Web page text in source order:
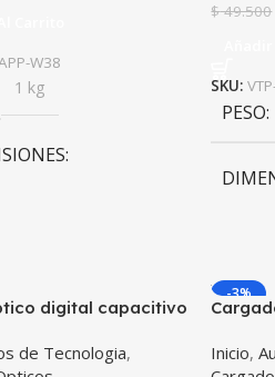
W38
1 kg
$49.500
SKU:
PESO
digital capacitivo
iOS y Windows
de Tecnologia,
-3%
Inicio,